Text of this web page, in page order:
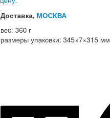
Доставка, МОСКВА
веc: 360 г
размеры упаковки: 345×7×315 мм